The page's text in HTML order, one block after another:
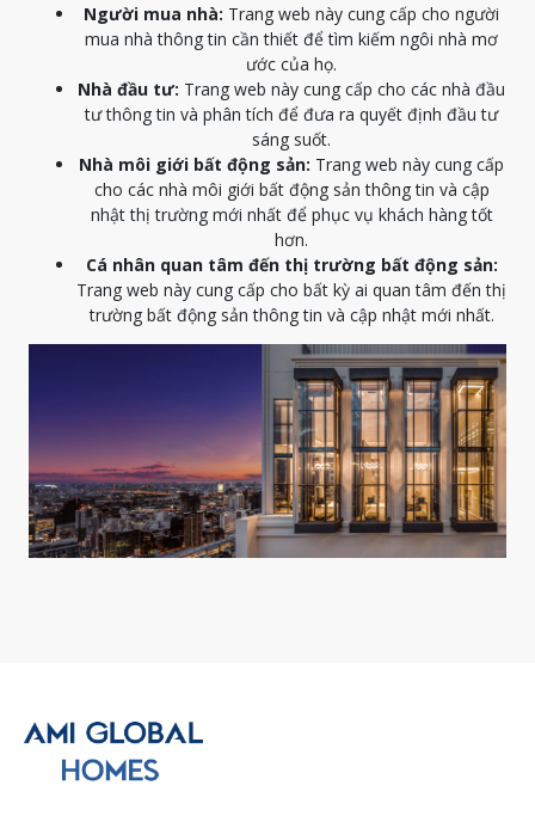
Người mua nhà: Trang web này cung cấp cho người
mua nhà thông tin cần thiết để tìm kiếm ngôi nhà mơ
ước của họ.
Nhà đầu tư: Trang web này cung cấp cho các nhà đầu
tư thông tin và phân tích để đưa ra quyết định đầu tư
sáng suốt.
Nhà môi giới bất động sản: Trang web này cung cấp
cho các nhà môi giới bất động sản thông tin và cập
nhật thị trường mới nhất để phục vụ khách hàng tốt
hơn.
Cá nhân quan tâm đến thị trường bất động sản:
Trang web này cung cấp cho bất kỳ ai quan tâm đến thị
trường bất động sản thông tin và cập nhật mới nhất.